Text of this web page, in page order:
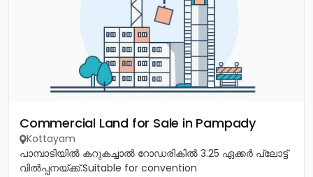
Commercial Land for Sale in Pampady
Kottayam
പാമ്പാടിയിൽ കറുകച്ചാൽ റോഡരികിൽ 3.25 ഏക്കർ പ്ലോട്ട്
വിൽപ്പനയ്ക്ക്.Suitable for convention